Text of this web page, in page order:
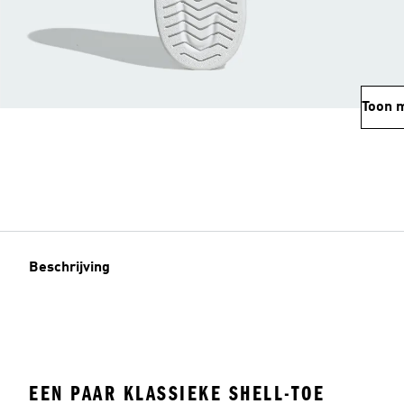
Toon
Beschrijving
EEN PAAR KLASSIEKE SHELL-TOE